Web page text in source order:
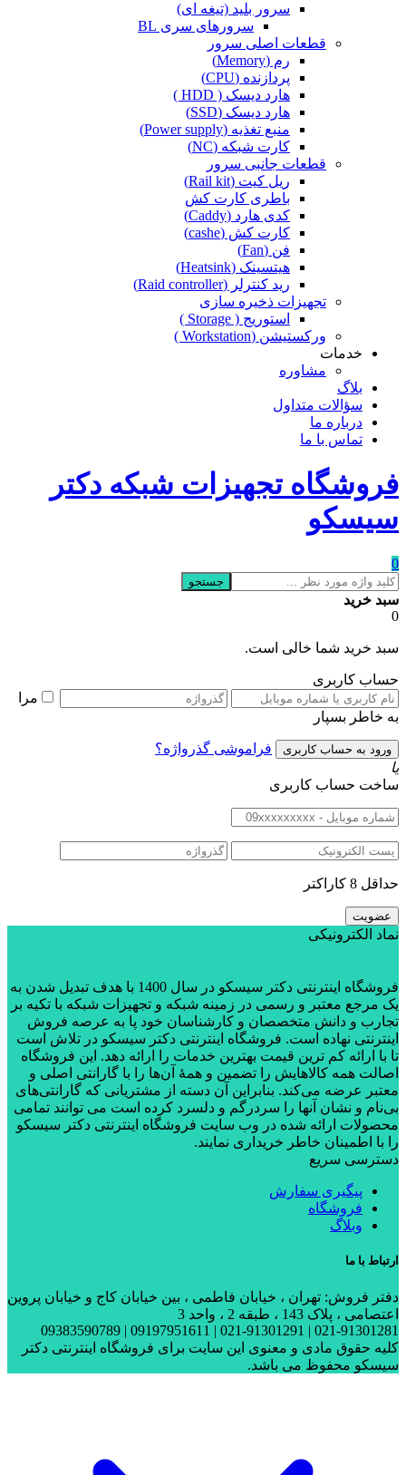
سرور بلید (تیغه ای)
سرورهای سری BL
قطعات اصلی سرور
رم (Memory)
پردازنده (CPU)
هارد دیسک ( HDD )
هارد دیسک (SSD)
منبع تغذیه (Power supply)
کارت شبکه (NC)
قطعات جانبی سرور
ریل کیت (Rail kit)
باطری کارت کش
کدی هارد (Caddy)
کارت کش (cashe)
فن (Fan)
هیتسینک (Heatsink)
رید کنترلر (Raid controller)
تجهیزات ذخیره سازی
استوریج ( Storage )
ورکستیشن (Workstation )
خدمات
مشاوره
بلاگ
سؤالات متداول
درباره ما
تماس با ما
فروشگاه تجهیزات شبکه دکتر
سیسکو
0
جستجو
سبد خرید
0
سبد خرید شما خالی است.
حساب کاربری
مرا
به خاطر بسپار
فراموشی گذرواژه؟
یا
ساخت حساب کاربری
حداقل 8 کاراکتر
نماد الکترونیکی
فروشگاه اینترنتی دکتر سیسکو در سال 1400 با هدف تبدیل شدن به
یک مرجع معتبر و رسمی در زمینه شبکه و تجهیزات شبکه با تکیه بر
تجارب و دانش متخصصان و کارشناسان خود پا به عرصه فروش
اینترنتی نهاده است. فروشگاه اینترنتی دکتر سیسکو در تلاش است
تا با ارائه کم ترین قیمت بهترین خدمات را ارائه دهد. این فروشگاه
اصالت همه کالاهایش را تضمین و همۀ آن‌ها را با گارانتی اصلی و
معتبر عرضه می‌کند. بنابراین آن دسته از مشتریانی که گارانتی‌های
بی‌نام و نشان آنها را سردرگم و دلسرد کرده است می توانند تمامی
محصولات ارائه شده در وب سایت فروشگاه اینترنتی دکتر سیسکو
را با اطمینان خاطر خریداری نمایند.
دسترسی سریع
پیگیری سفارش
فروشگاه
وبلاگ
ارتباط با ما
دفتر فروش: تهران ، خیابان فاطمی ، بین خیابان کاج و خیابان پروین
اعتصامی ، پلاک 143 ، طبقه 2 ، واحد 3
021-91301281 | 021-91301291 | 09197951611 | 09383590789
کلیه حقوق مادی و معنوی این سایت برای فروشگاه اینترنتی دکتر
سیسکو محفوظ می باشد.